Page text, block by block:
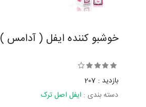
خوشبو کننده ایفل ( آدامس ) Gum
بازدید : 207
دسته بندی : ایفل اصل ترک